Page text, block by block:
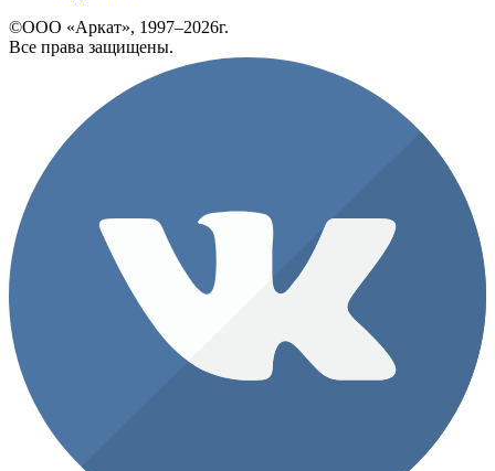
©ООО «Аркат», 1997–2026г.
Все права защищены.